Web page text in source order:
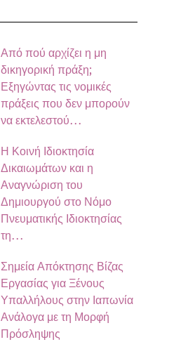
Από πού αρχίζει η μη
δικηγορική πράξη;
Εξηγώντας τις νομικές
πράξεις που δεν μπορούν
να εκτελεστού…
Η Κοινή Ιδιοκτησία
Δικαιωμάτων και η
Αναγνώριση του
Δημιουργού στο Νόμο
Πνευματικής Ιδιοκτησίας
τη…
Σημεία Απόκτησης Βίζας
Εργασίας για Ξένους
Υπαλλήλους στην Ιαπωνία
Ανάλογα με τη Μορφή
Πρόσληψης